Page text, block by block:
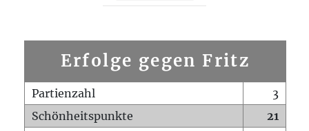
Erfolge gegen Fritz
Partienzahl
3
Schönheitspunkte
21